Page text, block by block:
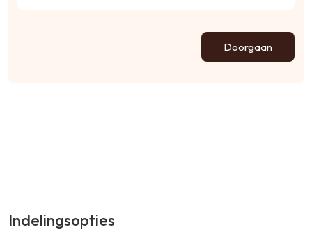
Doorgaan
Indelingsopties